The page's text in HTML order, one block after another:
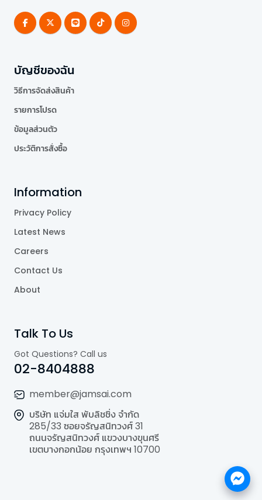
บัญชีของฉัน
วิธีการจัดส่งสินค้า
รายการโปรด
ข้อมูลส่วนตัว
ประวัติการสั่งซื้อ
Information
Privacy Policy
Latest News
Careers
Contact Us
About
Talk To Us
Got Questions? Call us
02-8404888
member@jamsai.com
บริษัท แจ่มใส พับลิชชิ่ง จำกัด
285/33 ซอยจรัญสนิทวงศ์ 31
ถนนจรัญสนิทวงศ์ แขวงบางขุนศรี
เขตบางกอกน้อย กรุงเทพฯ 10700